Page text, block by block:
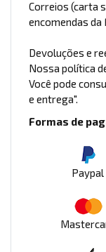
Correios (carta
encomendas da
Devoluções e
Nossa política
Você pode
e entrega".
Formas de
Paypal